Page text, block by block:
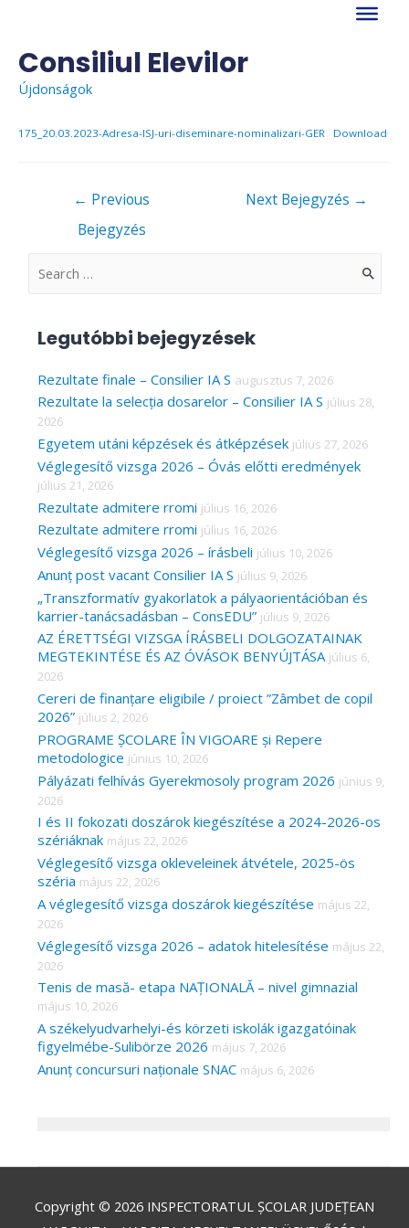
contentConsiliul Elevilor
Újdonságok
175_20.03.2023-Adresa-ISJ-uri-diseminare-nominalizari-GER Download
← Previous
Bejegyzés
Next Bejegyzés →
S
c
h
f
r
:
Legutóbbi bejegyzések
Rezultate finale – Consilier IA S augusztus 7, 2026
Rezultate la selecția dosarelor – Consilier IA S július 28,
2026
Egyetem utáni képzések és átképzések július 27, 2026
Véglegesítő vizsga 2026 – Óvás előtti eredmények
július 21, 2026
Rezultate admitere rromi július 16, 2026
Rezultate admitere rromi július 16, 2026
Véglegesítő vizsga 2026 – írásbeli július 10, 2026
Anunț post vacant Consilier IA S július 9, 2026
„Transzformatív gyakorlatok a pályaorientációban és
karrier-tanácsadásban – ConsEDU” július 9, 2026
AZ ÉRETTSÉGI VIZSGA ÍRÁSBELI DOLGOZATAINAK
MEGTEKINTÉSE ÉS AZ ÓVÁSOK BENYÚJTÁSA július 6,
2026
Cereri de finanțare eligibile / proiect ”Zâmbet de copil
2026” július 2, 2026
PROGRAME ȘCOLARE ÎN VIGOARE și Repere
metodologice június 10, 2026
Pályázati felhívás Gyerekmosoly program 2026 június 9,
2026
I és II fokozati doszárok kiegészítése a 2024-2026-os
szériáknak május 22, 2026
Véglegesítő vizsga okleveleinek átvétele, 2025-ös
széria május 22, 2026
A véglegesítő vizsga doszárok kiegészítése május 22,
2026
Véglegesítő vizsga 2026 – adatok hitelesítése május 22,
2026
Tenis de masă- etapa NAȚIONALĂ – nivel gimnazial
május 10, 2026
A székelyudvarhelyi-és körzeti iskolák igazgatóinak
figyelmébe-Sulibörze 2026 május 7, 2026
Anunț concursuri naționale SNAC május 6, 2026
Copyright © 2026 INSPECTORATUL ȘCOLAR JUDEȚEAN